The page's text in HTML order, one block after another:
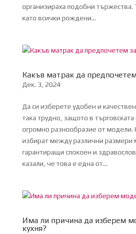
организираха подобни тържества.
като всички рождени...
Какъв матрак да
Дек. 3, 2024
Да си изберете удобен и
така трудно, защото в
огромно разнообразие от модели.
избират между различни размери
гарантиращи спокоен и
казали, че това е една от...
Има ли причина да изберем
кухня?